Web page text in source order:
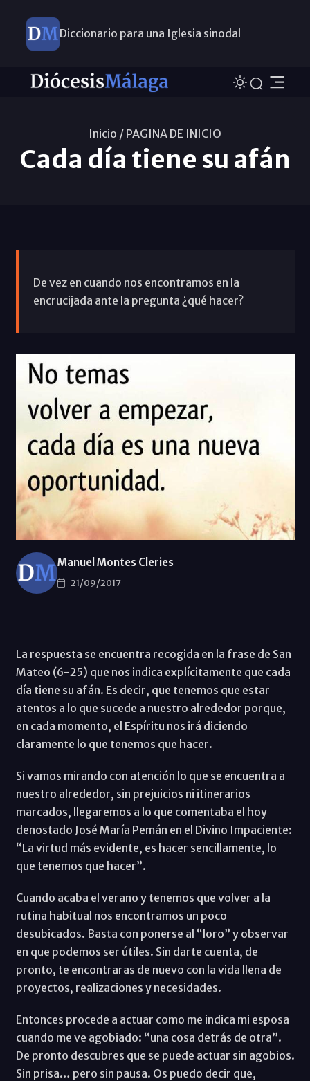
Diccionario para una Iglesia sinodal
Nuevos nombramientos
Inicio / PAGINA DE INICIO
Cada día tiene su afán
De vez en cuando nos encontramos en la
encrucijada ante la pregunta ¿qué hacer?
Manuel Montes Cleries
21/09/2017
La respuesta se encuentra recogida en la frase de San
Mateo (6-25) que nos indica explícitamente que cada
día tiene su afán. Es decir, que tenemos que estar
atentos a lo que sucede a nuestro alrededor porque,
en cada momento, el Espíritu nos irá diciendo
claramente lo que tenemos que hacer.
Si vamos mirando con atención lo que se encuentra a
nuestro alrededor, sin prejuicios ni itinerarios
marcados, llegaremos a lo que comentaba el hoy
denostado José María Pemán en el Divino Impaciente:
“La virtud más evidente, es hacer sencillamente, lo
que tenemos que hacer”.
Cuando acaba el verano y tenemos que volver a la
rutina habitual nos encontramos un poco
desubicados. Basta con ponerse al “loro” y observar
en que podemos ser útiles. Sin darte cuenta, de
pronto, te encontraras de nuevo con la vida llena de
proyectos, realizaciones y necesidades.
Entonces procede a actuar como me indica mi esposa
cuando me ve agobiado: “una cosa detrás de otra”.
De pronto descubres que se puede actuar sin agobios.
Sin prisa… pero sin pausa. Os puedo decir que,